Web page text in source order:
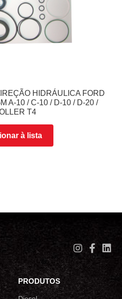
HIDRÁULICA FORD
A-10 / C-10 / D-10 / D-20 /
T4
à lista
PRODUTOS